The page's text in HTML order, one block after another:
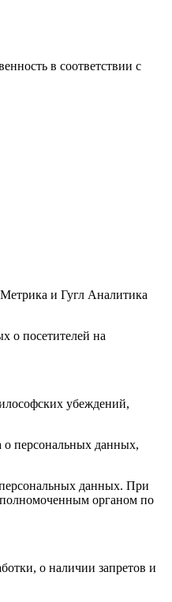
в соответствии с
и Гугл Аналитика
о посетителей на
убеждений,
о персональных данных,
персональных данных. При
органом по
о наличии запретов и